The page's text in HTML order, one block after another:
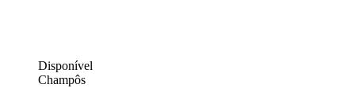
Disponível
Champôs